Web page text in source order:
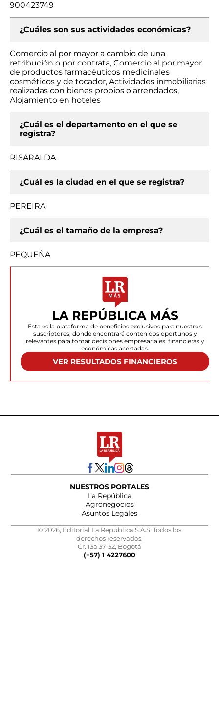
900423749
¿Cuáles son sus actividades económicas?
Comercio al por mayor a cambio de una
retribución o por contrata, Comercio al por mayor
de productos farmacéuticos medicinales
cosméticos y de tocador, Actividades inmobiliarias
realizadas con bienes propios o arrendados,
Alojamiento en hoteles
¿Cuál es el departamento en el que se
registra?
RISARALDA
¿Cuál es la ciudad en el que se registra?
PEREIRA
¿Cuál es el tamaño de la empresa?
PEQUEÑA
LA REPÚBLICA MÁS
Esta es la plataforma de beneficios exclusivos para nuestros
suscriptores, donde encontrará contenidos oportunos y
relevantes para tomar decisiones empresariales, financieras y
económicas acertadas.
VER RESULTADOS FINANCIEROS
NUESTROS PORTALES
La República
Agronegocios
Asuntos Legales
© 2026, Editorial La República S.A.S. Todos los
derechos reservados.
Cr. 13a 37-32, Bogotá
(+57) 1 4227600